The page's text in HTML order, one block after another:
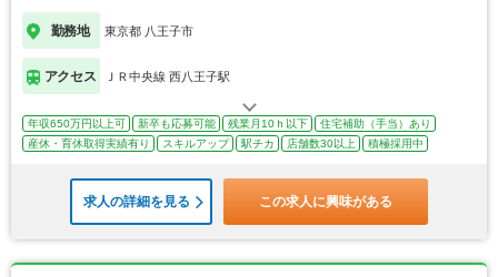
勤務地 東京都 八王子市
アクセス ＪＲ中央線 西八王子駅
年収650万円以上可 新卒も応募可能 残業月10ｈ以下
住宅補助（手当）あり
産休・育休取得実績有り
スキルアップ 駅チカ 店舗数30以上 積極採用中
求人の詳細を見る この求人に興味がある